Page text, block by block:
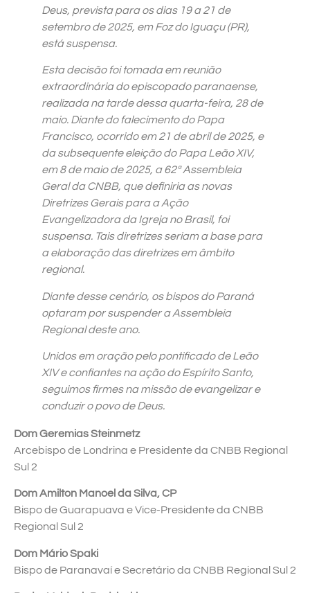
Deus, prevista para os dias 19 a 21 de
setembro de 2025, em Foz do Iguaçu (PR),
está suspensa.
Esta decisão foi tomada em reunião
extraordinária do episcopado paranaense,
realizada na tarde dessa quarta-feira, 28 de
maio. Diante do falecimento do Papa
Francisco, ocorrido em 21 de abril de 2025, e
da subsequente eleição do Papa Leão XIV,
em 8 de maio de 2025, a 62ª Assembleia
Geral da CNBB, que definiria as novas
Diretrizes Gerais para a Ação
Evangelizadora da Igreja no Brasil, foi
suspensa. Tais diretrizes seriam a base para
a elaboração das diretrizes em âmbito
regional.
Diante desse cenário, os bispos do Paraná
optaram por suspender a Assembleia
Regional deste ano.
Unidos em oração pelo pontificado de Leão
XIV e confiantes na ação do Espírito Santo,
seguimos firmes na missão de evangelizar e
conduzir o povo de Deus.
Dom Geremias Steinmetz
Arcebispo de Londrina e Presidente da CNBB Regional
Sul 2
Dom Amilton Manoel da Silva, CP
Bispo de Guarapuava e Vice-Presidente da CNBB
Regional Sul 2
Dom Mário Spaki
Bispo de Paranavaí e Secretário da CNBB Regional Sul 2